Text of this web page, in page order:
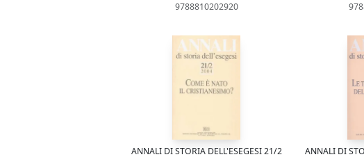
9788810202920
ANNALI DI STORIA DELL'ESEGESI 21/2
ANNALI DI